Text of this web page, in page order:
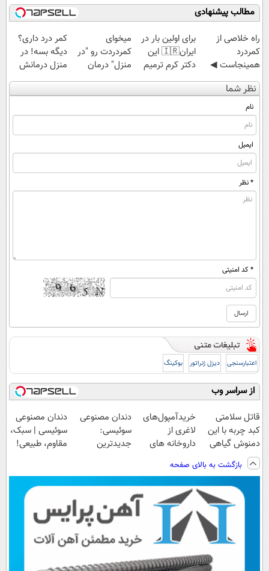
کنید!
مطالب پیشنهادی
‌راه خلاصی از
کمردرد
همینجاست ◀
فقط کافیه فرم
رو پر کنی!
برای اولین بار در
ایران🇮🇷 این
دکتر کرم ترمیم
کننده 23 روزه
ساخت!
میخوای
کمردردت رو "در
منزل" درمان
کنی؟ (◂فیلم +
◂پرسش‌نامه)
کمر درد داری؟
دیگه بسه! در
منزل درمانش
کن
(◀پرسش‌نامه)
نظر شما
نام
ایمیل
* نظر
* کد امنیتی
اعتبارسنجی دیزل ژنراتور بوکینگ
از سراسر وب
قاتل سلامتی
کبد چربه با این
دمنوش گیاهی
کبدتو بیمه کن
خریدآمپول‌های
لاغری از
داروخانه های
فوری همراه با
پک یخ!
دندان مصنوعی
سوئیسی:
جدیدترین
پرداخت قسطی
دندان مصنوعی
سوئیسی | سبک،
مقاوم، طبیعی!
اقساطی😍
بازگشت به بالای صفحه